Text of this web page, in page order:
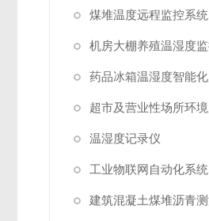
煤堆温度远程监控系统
温湿度记录仪
工业物联网自动化系统